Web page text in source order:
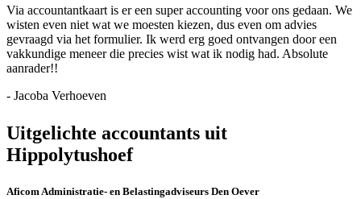
Via accountantkaart is er een super accounting voor ons gedaan. We
wisten even niet wat we moesten kiezen, dus even om advies
gevraagd via het formulier. Ik werd erg goed ontvangen door een
vakkundige meneer die precies wist wat ik nodig had. Absolute
aanrader!!
- Jacoba Verhoeven
Uitgelichte accountants uit
Hippolytushoef
Aficom Administratie- en Belastingadviseurs Den Oever